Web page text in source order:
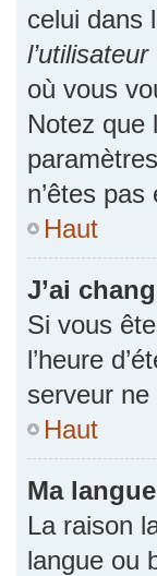
celui dans
l’utilisateur
où vous
Notez que
n’êtes
Haut
J’ai
Si vous
l’heure
serveur ne
Haut
Ma
La raison
langue ou